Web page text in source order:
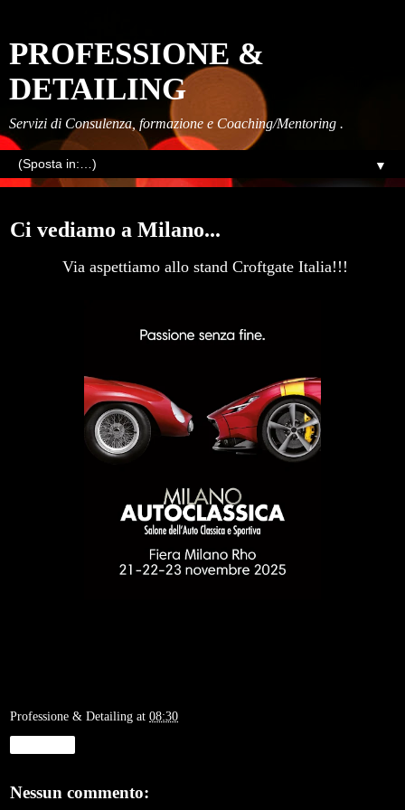
PROFESSIONE &
DETAILING
Servizi di Consulenza, formazione e Coaching/Mentoring .
▼
Ci vediamo a Milano...
Via aspettiamo allo stand Croftgate Italia!!!
Professione & Detailing at 08:30
Nessun commento: